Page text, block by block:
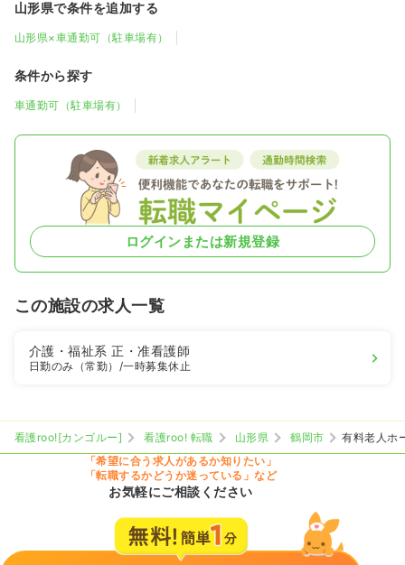
山形県で条件を追加する
山形県×車通勤可（駐車場有）
条件から探す
車通勤可（駐車場有）
ログインまたは新規登録
この施設の求人一覧
介護・福祉系正・准看護師
日勤のみ（常勤） /一時募集休止
看護roo![カンゴルー] 看護roo! 転職 山形県 鶴岡市
有料老人ホ
「希望に合う求人があるか知りたい」
「転職するかどうか迷っている」など
お気軽にご相談ください